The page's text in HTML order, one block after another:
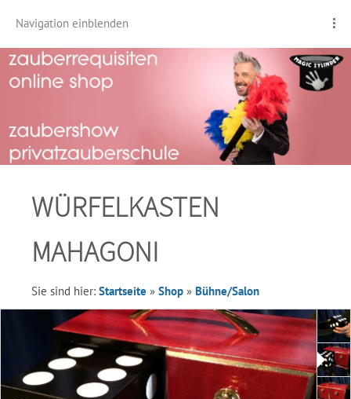
Navigation einblenden
WÜRFELKASTEN
MAHAGONI
Sie sind hier: Startseite » Shop » Bühne/Salon